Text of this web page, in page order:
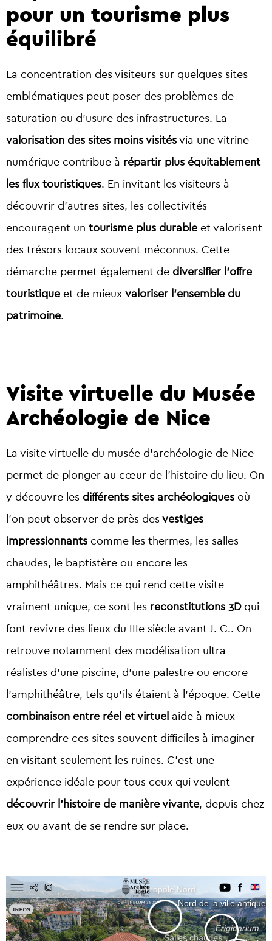
pour un tourisme plus
équilibré
La concentration des visiteurs sur quelques sites
emblématiques peut poser des problèmes de
saturation ou d’usure des infrastructures. La
valorisation des sites moins visitésvia une vitrine
numérique contribue à répartir plus équitablement
les flux touristiques. En invitant les visiteurs à
découvrir d’autres sites, les collectivités
encouragent un tourisme plus durable et valorisent
des trésors locaux souvent méconnus. Cette
démarche permet également de diversifier l’offre
touristique et de mieux valoriser l’ensemble du
patrimoine.
Visite virtuelle du Musée
Archéologie de Nice
La visite virtuelle du musée d’archéologie de Nice
permet de plonger au cœur de l’histoire du lieu. On
y découvre les différents sites archéologiques où
l’on peut observer de près desvestiges
impressionnants comme les thermes, les salles
chaudes, le baptistère ou encore les
amphithéâtres. Mais ce qui rend cette visite
vraiment unique, ce sont les reconstitutions 3Dqui
font revivre des lieux du IIIe siècle avant J.-C.. On
retrouve notamment des modélisation ultra
réalistes d’une piscine, d’une palestre ou encore
l’amphithéâtre, tels qu’ils étaient à l’époque. Cette
combinaison entre réel et virtuel aide à mieux
comprendre ces sites souvent difficiles à imaginer
en visitant seulement les ruines. C’est une
expérience idéale pour tous ceux qui veulent
découvrir l’histoire de manière vivante, depuis chez
eux ou avant de se rendre sur place.